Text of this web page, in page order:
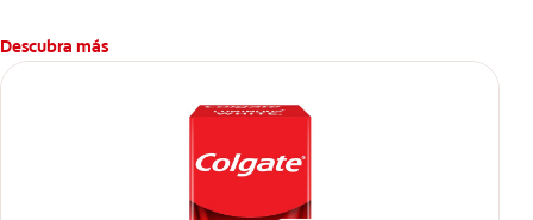
radiante en todo momento.
*El efecto es temporal.
Descubra más